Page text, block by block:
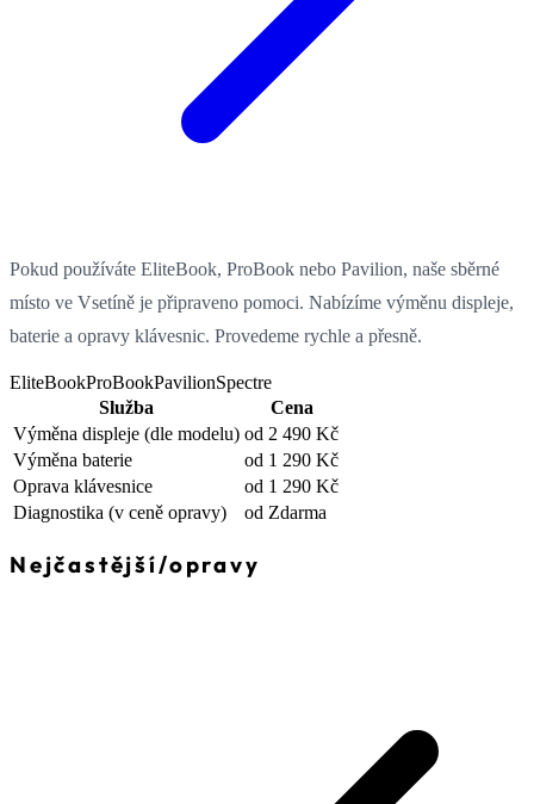
Pokud používáte EliteBook, ProBook nebo Pavilion, naše sběrné
místo ve Vsetíně je připraveno pomoci. Nabízíme výměnu displeje,
baterie a opravy klávesnic. Provedeme rychle a přesně.
EliteBookProBookPavilionSpectre
Služba
Cena
Výměna displeje (dle modelu) od 2 490 Kč
Výměna baterie
od 1 290 Kč
Oprava klávesnice
od 1 290 Kč
Diagnostika (v ceně opravy) od Zdarma
Nejčastější/opravy